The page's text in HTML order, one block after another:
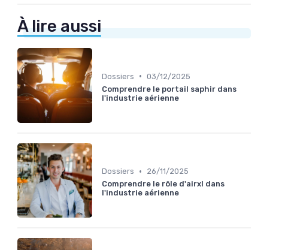
À lire aussi
Dossiers • 03/12/2025
Comprendre le portail saphir dans
l'industrie aérienne
Dossiers •
26/11/2025
Comprendre le rôle d'airxl dans
l'industrie aérienne